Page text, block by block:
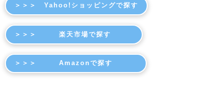
＞＞＞ Yahoo!ショッピングで探す
＞＞＞ 楽天市場で探す
＞＞＞ Amazonで探す